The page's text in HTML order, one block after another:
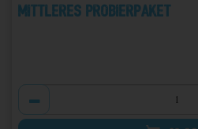
Mittleres Probierpaket